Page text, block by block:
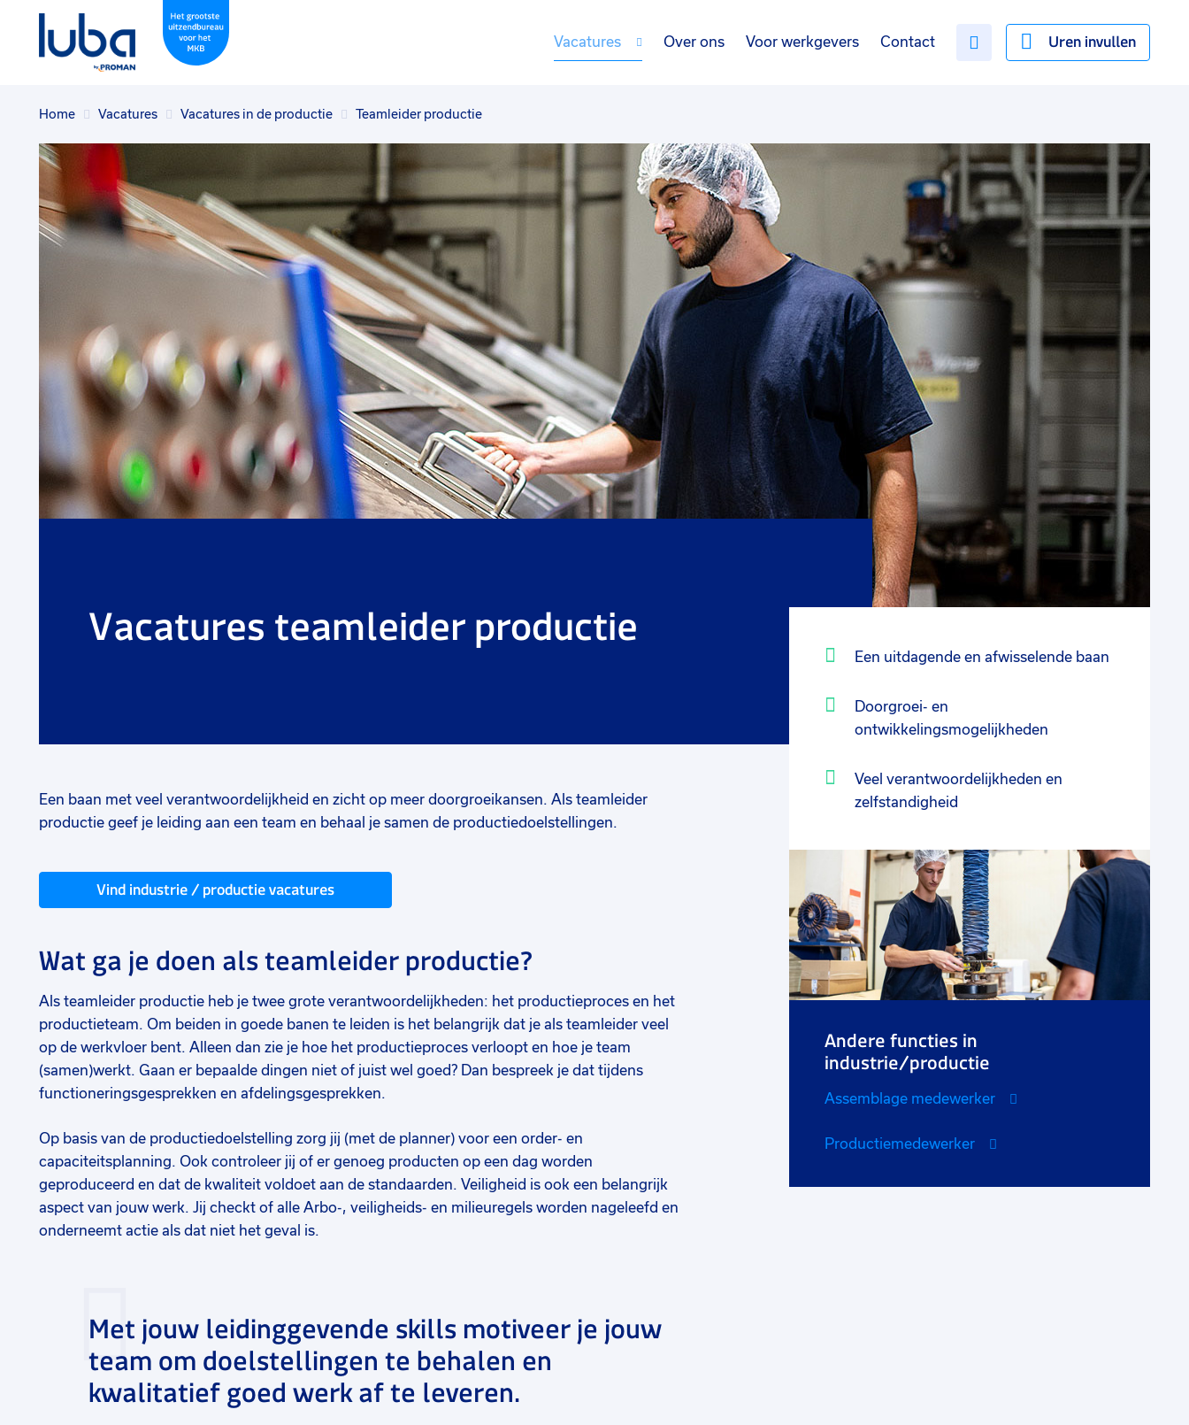
Uren invullen
Vacatures Over ons Voor werkgevers Contact
Home Vacatures Vacatures in de productie Teamleider productie
Vacatures teamleider productie
Een baan met veel verantwoordelijkheid en zicht op meer doorgroeikansen. Als teamleider
productie geef je leiding aan een team en behaal je samen de productiedoelstellingen.
Vind industrie / productie vacatures
Wat ga je doen als teamleider productie?
Als teamleider productie heb je twee grote verantwoordelijkheden: het productieproces en het
productieteam. Om beiden in goede banen te leiden is het belangrijk dat je als teamleider veel
op de werkvloer bent. Alleen dan zie je hoe het productieproces verloopt en hoe je team
(samen)werkt. Gaan er bepaalde dingen niet of juist wel goed? Dan bespreek je dat tijdens
functioneringsgesprekken en afdelingsgesprekken.
Op basis van de productiedoelstelling zorg jij (met de planner) voor een order- en
capaciteitsplanning. Ook controleer jij of er genoeg producten op een dag worden
geproduceerd en dat de kwaliteit voldoet aan de standaarden. Veiligheid is ook een belangrijk
aspect van jouw werk. Jij checkt of alle Arbo-, veiligheids- en milieuregels worden nageleefd en
onderneemt actie als dat niet het geval is.
Met jouw leidinggevende skills motiveer je jouw
team om doelstellingen te behalen en
kwalitatief goed werk af te leveren.
Een uitdagende en afwisselende baan
Doorgroei- en
ontwikkelingsmogelijkheden
Veel verantwoordelijkheden en
zelfstandigheid
Andere functies in
industrie/productie
Assemblage medewerker
Productiemedewerker